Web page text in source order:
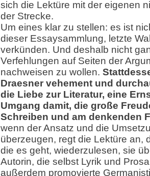
sich die Lektüre mit der eigenen
der Strecke.
Um eines klar zu stellen: es ist
dieser Essaysammlung, letzte
verkünden. Und deshalb nicht
Verfehlungen auf Seiten der
nachweisen zu wollen.
Draesner vehement und
die Liebe zur Literatur, eine
Umgang damit, die große
Schreiben und am denkenden
wenn der Ansatz und die
überzeugen, regt die Lektüre an,
die es geht, wiederzulesen, sie
Autorin, die selbst Lyrik und
außerdem promovierte